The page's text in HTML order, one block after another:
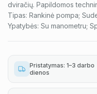
dviračių. Papildomos
Tipas: Rankinė pompa;
Ypatybės: Su manometru;
Pristatymas: 1–3 darbo
dienos